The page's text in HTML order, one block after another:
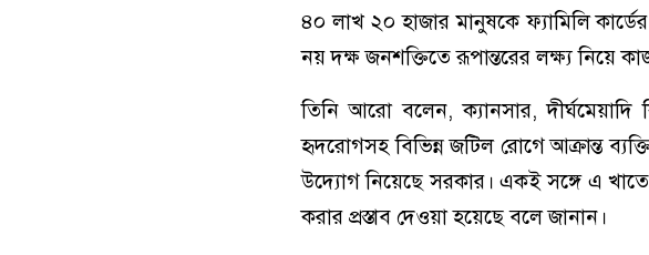
৪০ লাখ ২০ হাজার মানুষকে ফ্যামিলি
নয় দক্ষ জনশক্তিতে রূপান্তরের লক্ষ্য নিয়ে
তিনি আরো বলেন, ক্যানসার,
হৃদরোগসহ বিভিন্ন জটিল রোগে আক্রান্ত
উদ্যোগ নিয়েছে সরকার। একই সঙ্গে এ
করার প্রস্তাব দেওয়া হয়েছে বলে জানান।